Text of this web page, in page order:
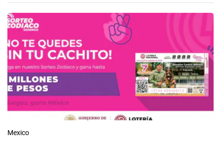
Mexico